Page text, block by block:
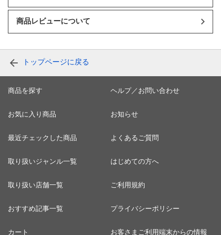
商品レビューについて
トップページに戻る
商品を探す
お気に入り商品
最近チェックした商品
取り扱いジャンル一覧
取り扱い店舗一覧
おすすめ記事一覧
カート
ヘルプ／お問い合わせ
お知らせ
よくあるご質問
はじめての方へ
ご利用規約
プライバシーポリシー
お客さまご利用端末からの情報